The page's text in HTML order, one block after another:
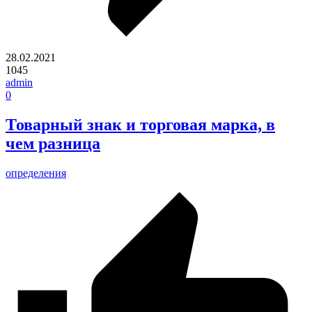
28.02.2021
1045
admin
0
Товарный знак и торговая марка, в
чем разница
определения